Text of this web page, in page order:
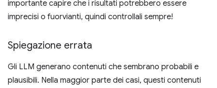
importante capire che i risultati potrebbero essere
imprecisi o fuorvianti, quindi controllali sempre!
Spiegazione errata
Gli LLM generano contenuti che sembrano probabili e
plausibili. Nella maggior parte dei casi, questi contenuti